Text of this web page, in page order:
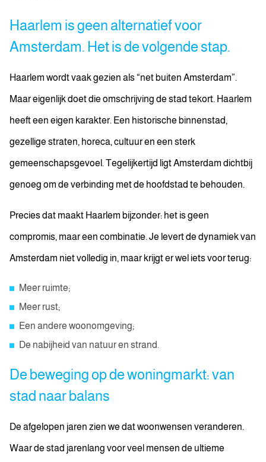
Haarlem is geen alternatief voor
Amsterdam. Het is de volgende stap.
Haarlem wordt vaak gezien als “net buiten Amsterdam”.
Maar eigenlijk doet die omschrijving de stad tekort. Haarlem
heeft een eigen karakter. Een historische binnenstad,
gezellige straten, horeca, cultuur en een sterk
gemeenschapsgevoel. Tegelijkertijd ligt Amsterdam dichtbij
genoeg om de verbinding met de hoofdstad te behouden.
Precies dat maakt Haarlem bijzonder: het is geen
compromis, maar een combinatie. Je levert de dynamiek van
Amsterdam niet volledig in, maar krijgt er wel iets voor terug:
Meer ruimte;
Meer rust;
Een andere woonomgeving;
De nabijheid van natuur en strand.
De beweging op de woningmarkt: van
stad naar balans
De afgelopen jaren zien we dat woonwensen veranderen.
Waar de stad jarenlang voor veel mensen de ultieme